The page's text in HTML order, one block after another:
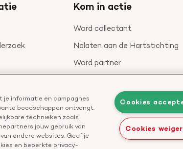
Kom in actie
Word collectant
Nalaten aan de Hartstichting
Word partner
Geef ter nagedachtenis
Start een actie
je informatie en campagnes
boodschappen ontvangt.
technieken zoals
jouw gebruik van
andere websites. Geef je
en beperkte privacy-
Cookies
Cookies